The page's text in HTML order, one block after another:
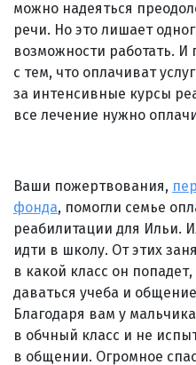
можно надеяться
речи. Но это лишает
возможности работать. И
с тем, что оплачиват
за интенсивные курсы
все лечение нужно
Ваши пожертвования,
фонда, помогли семье
реабилитации для Ильи.
идти в школу. От этих
в какой класс он
даваться учеба и
Благодаря вам у
в обчный класс и не
в общении. Огромное